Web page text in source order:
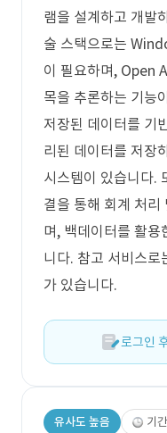
램을 설계하고 개발
술 스택으로는
이 필요하며, Open
목을 추론하는 기능
저장된 데이터를 기
리된 데이터를 저장
시스템이 있습니다.
결을 통해 회계 처리
며, 백데이터를 활용
니다. 참고 서비스로
가 있습니다.
로그인
유사도 높음 기